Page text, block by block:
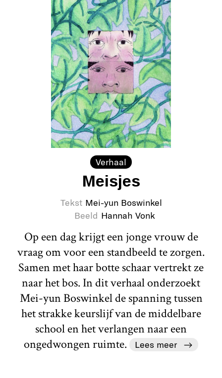
Verhaal
Meisjes
Tekst Mei-yun Boswinkel
Beeld Hannah Vonk
Op een dag krijgt een jonge vrouw de
vraag om voor een standbeeld te zorgen.
Samen met haar botte schaar vertrekt ze
naar het bos. In dit verhaal onderzoekt
Mei-yun Boswinkel de spanning tussen
het strakke keurslijf van de middelbare
school en het verlangen naar een
ongedwongen ruimte.
Lees meer